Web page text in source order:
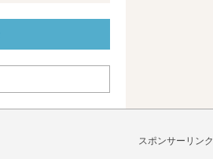
スポンサーリンク